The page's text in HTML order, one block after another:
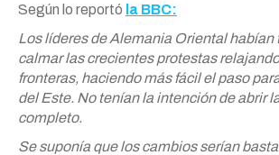
Según lo reportó la BBC:
Los líderes de Alemania Oriental habían
calmar las crecientes protestas
fronteras, haciendo más fácil el paso
del Este. No tenían la intención de abrir
completo.
Se suponía que los cambios serían